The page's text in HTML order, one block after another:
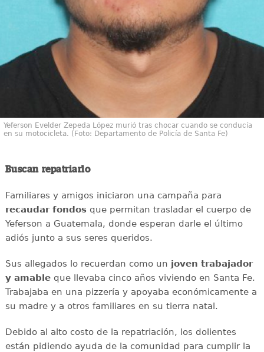
Yeferson Evelder Zepeda López murió tras chocar cuando se conducía
en su motocicleta. (Foto: Departamento de Policía de Santa Fe)
Buscan repatriarlo
Familiares y amigos iniciaron una campaña para
recaudar fondosque permitan trasladar el cuerpo de
Yeferson a Guatemala, donde esperan darle el último
adiós junto a sus seres queridos.
Sus allegados lo recuerdan como un joven trabajador
y amableque llevaba cinco años viviendo en Santa Fe.
Trabajaba en una pizzería y apoyaba económicamente a
su madre y a otros familiares en su tierra natal.
Debido al alto costo de la repatriación, los dolientes
están pidiendo ayuda de la comunidad para cumplir la